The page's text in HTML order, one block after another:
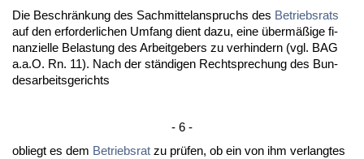
Die Be­schränkung des Sach­mit­tel­an­spruchs des Be­triebs­rats
auf den er­for­der­li­chen Um­fang dient da­zu, ei­ne übermäßige fi­
nan­zi­el­le Be­las­tung des Ar­beit­ge­bers zu ver­hin­dern (vgl. BAG
a.a.O. Rn. 11). Nach der ständi­gen Recht­spre­chung des Bun­
des­ar­beits­ge­richts
- 6 -
ob­liegt es dem Be­triebs­rat zu prüfen, ob ein von ihm ver­lang­tes